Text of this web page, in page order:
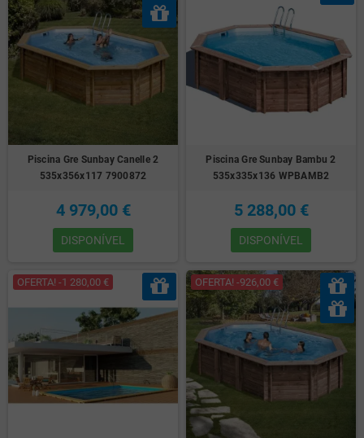
Piscina Gre Sunbay Canelle 2
535x356x117 7900872
4 979,00 €
DISPONÍVEL
Piscina Gre Sunbay Bambu 2
535x335x136 WPBAMB2
5 288,00 €
DISPONÍVEL
OFERTA! -1 280,00 € OFERTA! -926,00 €